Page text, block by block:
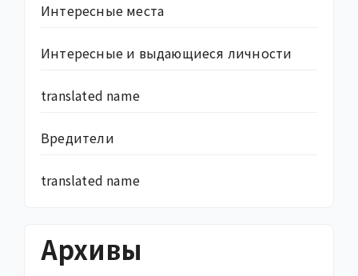
Интересные места
Интересные и выдающиеся личности
translated name
Вредители
translated name
Архивы